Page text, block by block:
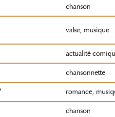
chanson
valse, musique
actualité
chansonnette
romance,
chanson